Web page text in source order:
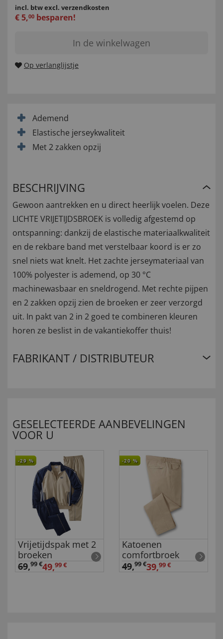
incl. btwexcl. verzendkosten
€5,00 besparen!
In de winkelwagen
Op verlanglijstje
Ademend
Elastische jerseykwaliteit
Met 2 zakken opzij
BESCHRIJVING
Gewoon aantrekken en u direct heerlijk voelen. Deze
LICHTE VRIJETIJDSBROEK is volledig afgestemd op
ontspanning: dankzij de elastische materiaalkwaliteit
en de rekbare band met verstelbaar koord is er zo
snel niets wat knelt. Het zachte jerseymateriaal van
100% polyester is ademend, op 30 °C
machinewasbaar en sneldrogend. Met rechte pijpen
en 2 zakken opzij zien de broeken er zeer verzorgd
uit. In pakt van 2 in 2 goed te combineren kleuren
horen ze beslist in de vakantiekoffer thuis!
FABRIKANT / DISTRIBUTEUR
GESELECTEERDE AANBEVELINGEN
VOOR U
-29 %
Vrijetijdspak met 2
broeken
69,99 €49,99 €
-20 %
Katoenen
comfortbroek
49,99 €39,99 €